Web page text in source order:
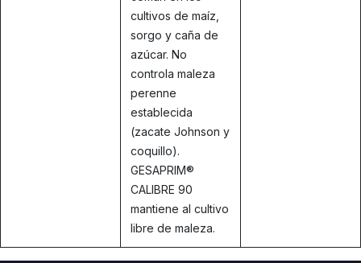
cultivos de maíz,
sorgo y caña de
azúcar. No
controla maleza
perenne
establecida
(zacate Johnson y
coquillo).
GESAPRIM®
CALIBRE 90
mantiene al cultivo
libre de maleza.